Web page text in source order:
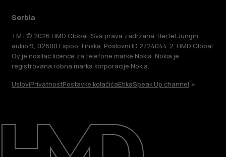
O kompaniji
Podrška
Serbia
TM i © 2026 HMD Global. Sva prava zadržana. Bertel Jungin
aukio 9, 02600 Espoo, Finska. Poslovni ID 2724044-2. HMD Global
Oy je nosilac licence za telefone marke Nokia. Nokia je
registrovana robna marka korporacije Nokia.
UsloviPrivatnostPostavke kolačićaEtikaSpeak Up channel